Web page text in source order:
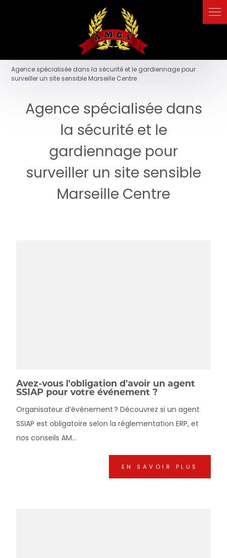
Agence spécialisée dans la sécurité et le gardiennage pour
surveiller un site sensible Marseille Centre
Agence spécialisée dans
la sécurité et le
gardiennage pour
surveiller un site sensible
Marseille Centre
Avez-vous l'obligation d'avoir un agent
SSIAP pour votre événement ?
Organisateur d’événement ? Découvrez si un agent
SSIAP est obligatoire selon la réglementation ERP, et
nos conseils AM...
EN SAVOIR PLUS